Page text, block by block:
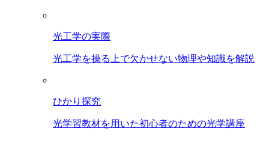
光工学の実際
光工学を操る上で欠かせない物理や知識を解説
ひかり探究
光学習教材を用いた初心者のための光学講座